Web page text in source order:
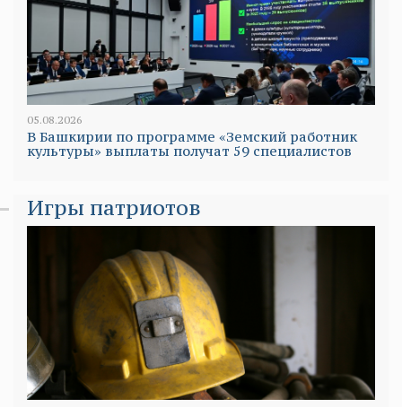
05.08.2026
В Башкирии по программе «Земский работник
культуры» выплаты получат 59 специалистов
Игры патриотов